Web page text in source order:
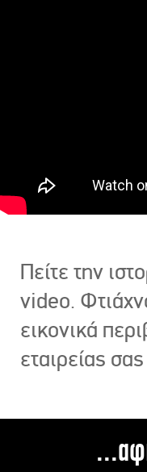
Πείτε την
video.
εικονικά
εταιρείας